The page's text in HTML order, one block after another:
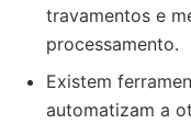
travamentos e
processamento.
Existem
automatizam a